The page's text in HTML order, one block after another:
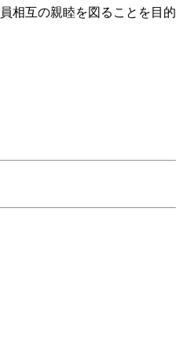
相互の親睦を図ることを目的